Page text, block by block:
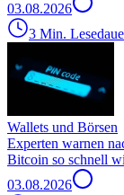
03.08.2026
3 Min.
Wallets und Börsen
Experten warnen
Bitcoin so schnell
03.08.2026